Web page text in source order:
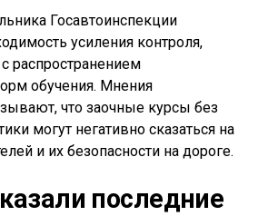
Госавтоинспекции
усиления контроля,
распространением
обучения. Мнения
что заочные курсы без
могут негативно сказаться на
и их безопасности на дороге.
последние